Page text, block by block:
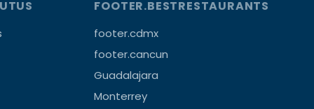
FOOTER.BESTRESTAURANTS
footer.cdmx
footer.cancun
Guadalajara
Monterrey